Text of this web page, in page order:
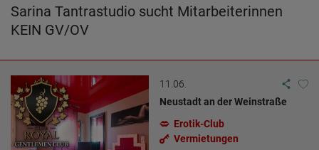
Sarina Tantrastudio sucht Mitarbeiterinnen
KEIN GV/OV
11.06.
Neustadt an der Weinstraße
Erotik-Club
Vermietungen